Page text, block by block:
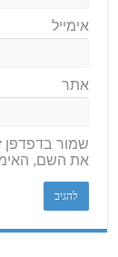
אימייל
אתר
שמור בדפדפן
את השם,